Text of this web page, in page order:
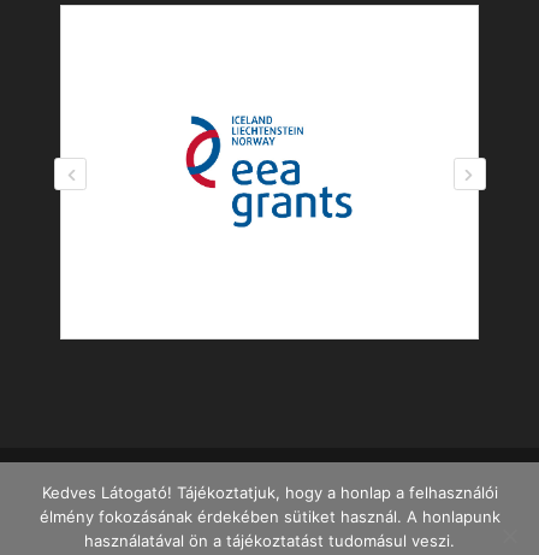
Ajánlott böngészők: Firefox 40+, Chrome 45+, MS
Edge. Ajánlott felbontás: legalább 1280x720p.
Kedves Látogató! Tájékoztatjuk, hogy a honlap a felhasználói
élmény fokozásának érdekében sütiket használ. A honlapunk
használatával ön a tájékoztatást tudomásul veszi.